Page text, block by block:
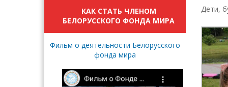
КАК СТАТЬ ЧЛЕНОМ
БЕЛОРУССКОГО ФОНДА МИРА
Фильм о деятельности Белорусского
фонда мира
Дети,